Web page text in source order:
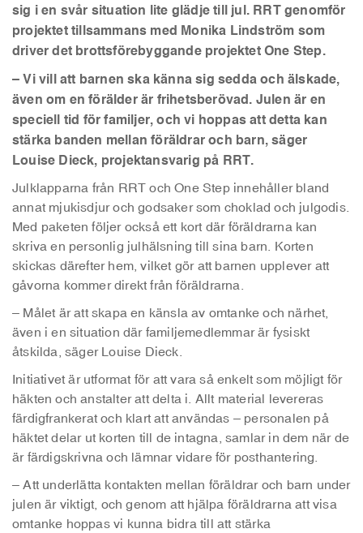
sig i en svår situation lite glädje till jul. RRT genomför
projektet tillsammans med Monika Lindström som
driver det brottsförebyggande projektet One Step.
– Vi vill att barnen ska känna sig sedda och älskade,
även om en förälder är frihetsberövad. Julen är en
speciell tid för familjer, och vi hoppas att detta kan
stärka banden mellan föräldrar och barn, säger
Louise Dieck, projektansvarig på RRT.
Julklapparna från RRT och One Step innehåller bland
annat mjukisdjur och godsaker som choklad och julgodis.
Med paketen följer också ett kort där föräldrarna kan
skriva en personlig julhälsning till sina barn. Korten
skickas därefter hem, vilket gör att barnen upplever att
gåvorna kommer direkt från föräldrarna.
– Målet är att skapa en känsla av omtanke och närhet,
även i en situation där familjemedlemmar är fysiskt
åtskilda, säger Louise Dieck.
Initiativet är utformat för att vara så enkelt som möjligt för
häkten och anstalter att delta i. Allt material levereras
färdigfrankerat och klart att användas – personalen på
häktet delar ut korten till de intagna, samlar in dem när de
är färdigskrivna och lämnar vidare för posthantering.
– Att underlätta kontakten mellan föräldrar och barn under
julen är viktigt, och genom att hjälpa föräldrarna att visa
omtanke hoppas vi kunna bidra till att stärka